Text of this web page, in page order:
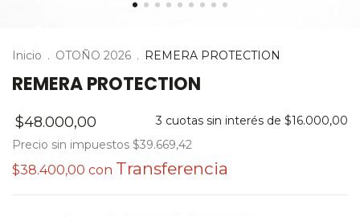
Inicio . OTOÑO 2026 . REMERA PROTECTION
REMERA PROTECTION
$48.000,00 3 cuotas sin interés de $16.000,00
Precio sin impuestos $39.669,42
$38.400,00 con